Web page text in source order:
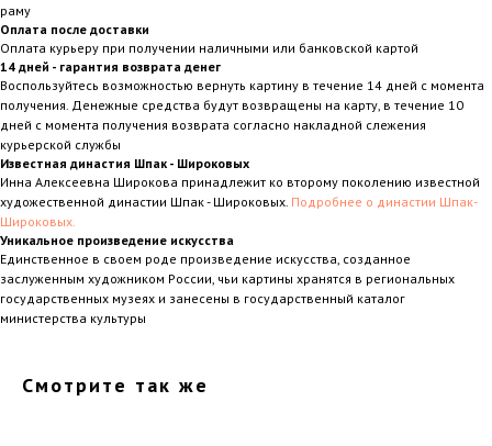
раму
Оплата после доставки
Оплата курьеру при получении наличными или банковской картой
14 дней - гарантия возврата денег
Воспользуйтесь возможностью вернуть картину в течение 14 дней с момента
получения. Денежные средства будут возвращены на карту, в течение 10
дней с момента получения возврата согласно накладной слежения
курьерской службы
Известная династия Шпак - Широковых
Инна Алексеевна Широкова принадлежит ко второму поколению известной
художественной династии Шпак - Широковых. Подробнее о династии Шпак-
Широковых.
Уникальное произведение искусства
Единственное в своем роде произведение искусства, созданное
заслуженным художником России, чьи картины хранятся в региональных
государственных музеях и занесены в государственный каталог
министерства культуры
Смотрите так же